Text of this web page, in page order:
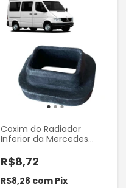
Coxim do Radiador
Inferior da Mercedes
D06M198
R$8,72
R$8,28 com Pix